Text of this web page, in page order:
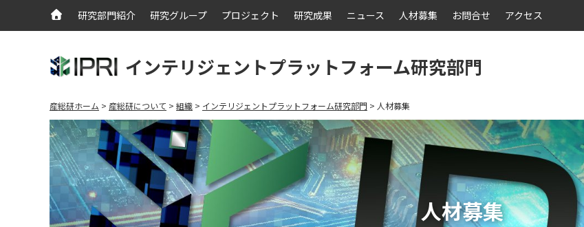
インテリジェントプラットフォーム研究部門
研究部門紹介 研究グループ プロジェクト 研究成果 ニュース 人材募集 お問合せ アクセス
産総研ホーム 産総研について 組織 インテリジェントプラットフォーム研究部門 人材募集
人材募集